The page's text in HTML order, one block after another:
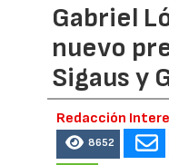
Gabriel
nuevo
Sigaus y
Redacción
8652